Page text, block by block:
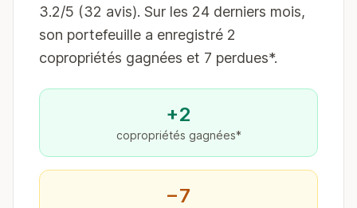
3.2/5 (32 avis). Sur les 24 derniers mois,
son portefeuille a enregistré 2
copropriétés gagnées et 7 perdues*.
+2
copropriétés gagnées*
−7